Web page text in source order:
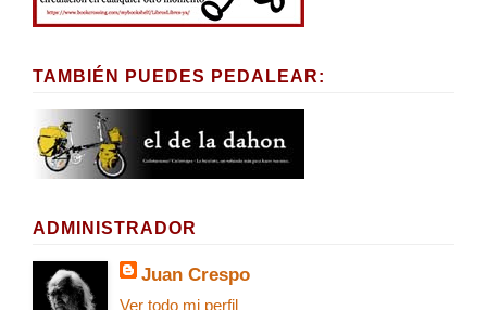
TAMBIÉN PUEDES PEDALEAR:
ADMINISTRADOR
Juan Crespo
Ver todo mi perfil